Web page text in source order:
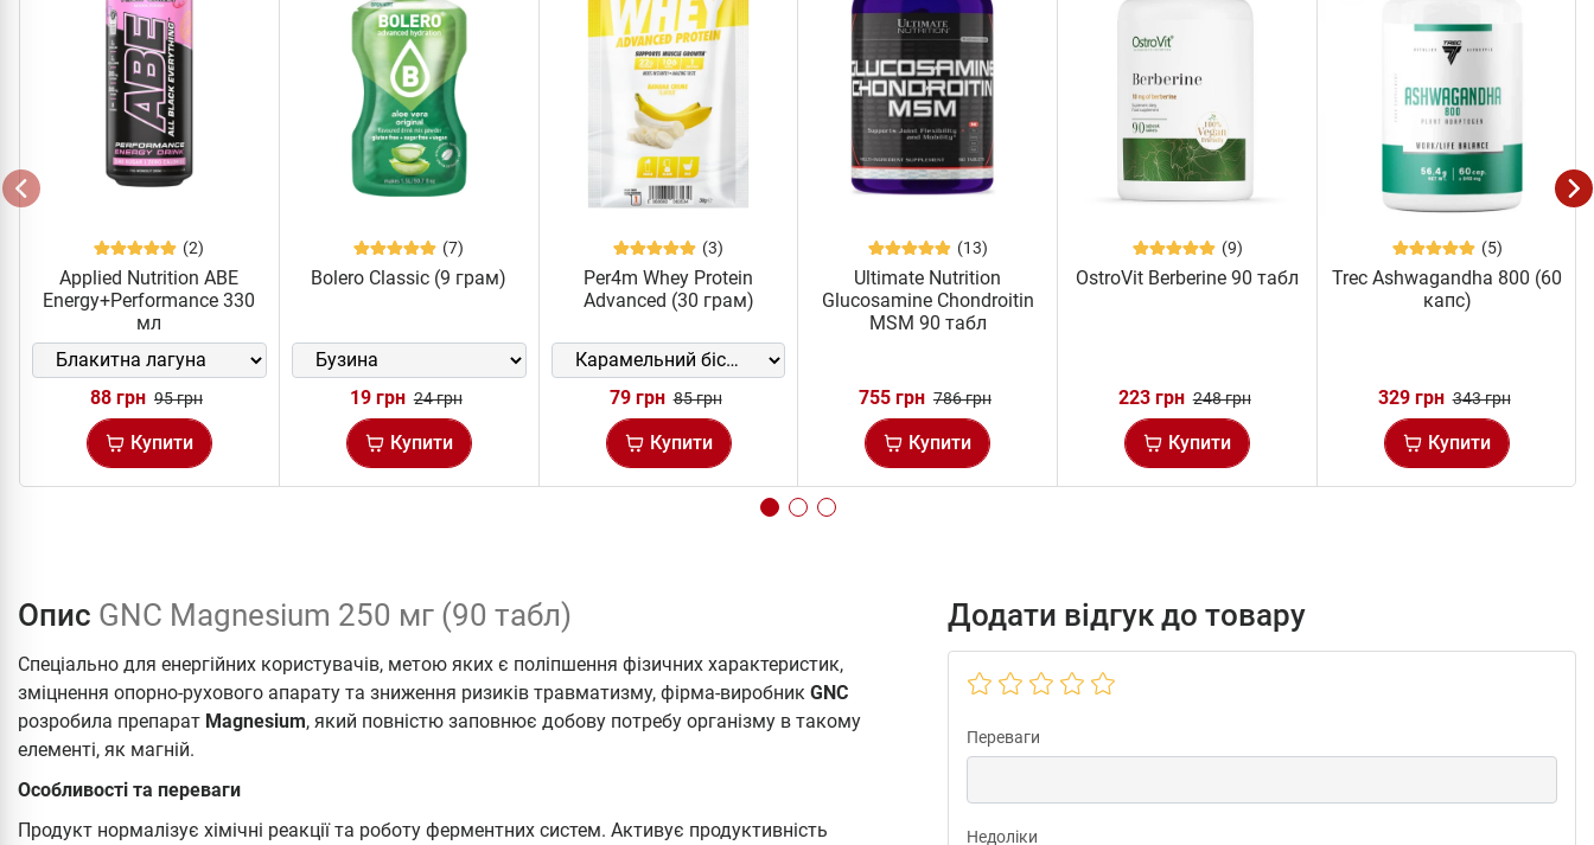
(2)
Applied Nutrition ABE
Energy+Performance 330
мл
88 грн 95 грн
Купити
(7)
Bolero Classic (9 грам)
19 грн 24 грн
Купити
(3)
Per4m Whey Protein
Advanced (30 грам)
79 грн 85 грн
Купити
(13)
Ultimate Nutrition
Glucosamine Chondroitin
MSM 90 табл
755 грн 786 грн
Купити
(9)
OstroVit Berberine 90 табл
223 грн 248 грн
Купити
(5)
Trec Ashwagandha 800 (60
капс)
329 грн 343 грн
Купити
Опис GNC Magnesium 250 мг (90 табл)
Спеціально для енергійних користувачів, метою яких є поліпшення фізичних характеристик,
зміцнення опорно-рухового апарату та зниження ризиків травматизму, фірма-виробник GNC
розробила препарат Magnesium, який повністю заповнює добову потребу організму в такому
елементі, як магній.
Особливості та переваги
Продукт нормалізує хімічні реакції та роботу ферментних систем. Активує продуктивність
Додати відгук до товару
Переваги
Недоліки